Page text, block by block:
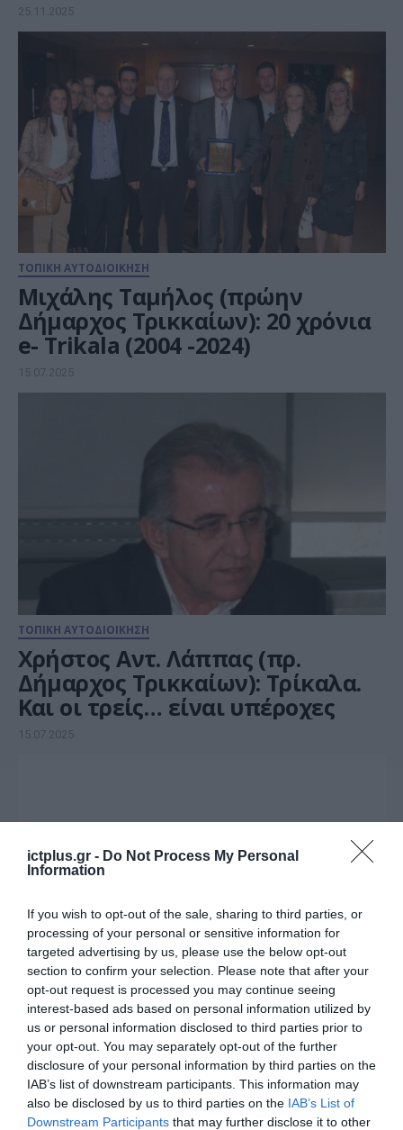
ictplus.gr - Do Not Process My Personal
Information
If you wish to opt-out of the sale, sharing to third parties, or
processing of your personal or sensitive information for
targeted advertising by us, please use the below opt-out
section to confirm your selection. Please note that after your
opt-out request is processed you may continue seeing
interest-based ads based on personal information utilized by
us or personal information disclosed to third parties prior to
your opt-out. You may separately opt-out of the further
disclosure of your personal information by third parties on the
IAB’s list of downstream participants. This information may
also be disclosed by us to third parties on the IAB’s List of
Downstream Participants that may further disclose it to other
25.11.2025
ΤΟΠΙΚΗ ΑΥΤΟΔΙΟΙΚΗΣΗ
Μιχάλης Ταμήλος (πρώην
Δήμαρχος Τρικκαίων): 20 χρόνια
e- Trikala (2004 -2024)
15.07.2025
ΤΟΠΙΚΗ ΑΥΤΟΔΙΟΙΚΗΣΗ
Χρήστος Αντ. Λάππας (πρ.
Δήμαρχος Τρικκαίων): Τρίκαλα.
Και οι τρείς… είναι υπέροχες
15.07.2025
ΕΡΓΑ - ΕΓΚΑΤΑΣΤΑΣΕΙΣ
Ένα μουσείο για το αύριο,
σήμερα – με την τεχνογνωσία
του ΕΠΑΦΟΥ
03.07.2025